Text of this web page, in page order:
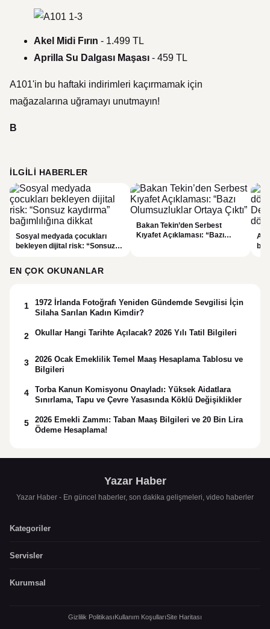
Akel Midi Fırın - 1.499 TL
Aprilla Su Dalgası Maşası - 459 TL
A101'in bu haftaki indirimleri kaçırmamak için
mağazalarına uğramayı unutmayın!
B
İLGILI HABERLER
Sosyal medyada çocukları
bekleyen dijital risk: “Sonsuz
Bakan Tekin’den Serbest
Kıyafet Açıklaması: “Bazı
EN ÇOK OKUNANLAR
1
1972 İrlanda Fotoğrafı Yeniden Gündemde Sevgilisi İçin
Silaha Sarılan Kadın Kimdir?
2 Okullar Hangi Tarihte Açılacak? 2026 Yılı Tatil Bilgileri
3
2026 Ocak Emeklilik Temel Maaş Hesaplama Tablosu ve
Bilgileri
4
Torba Kanun Komisyonu Onayladı: Yüksek Aidatlara
Sınırlama, Tapu ve Çevre Yasasında Köklü Değişiklikler
5
2026 Emekli Zammı: Taban Maaş Bilgileri ve 20 Bin Lira
Ödeme Hesaplama!
Yazar Haber
Yazar Haber - En güncel haberler, son dakika gelişmeleri, video haberler
Kategoriler
Servisler
Kurumsal
Gizlilik PolitikasıKullanım KoşullarıSite Haritası